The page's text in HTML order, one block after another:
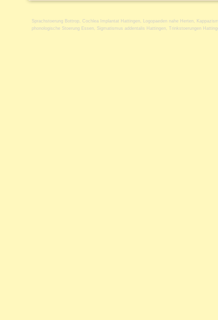
Sprachstoerung Bottrop, Cochlea Implantat Hattingen , Logopaeden nahe Herten ,
phonologische Stoerung Essen , Sigmatismus addentalis Hattingen , Trinkstoerungen